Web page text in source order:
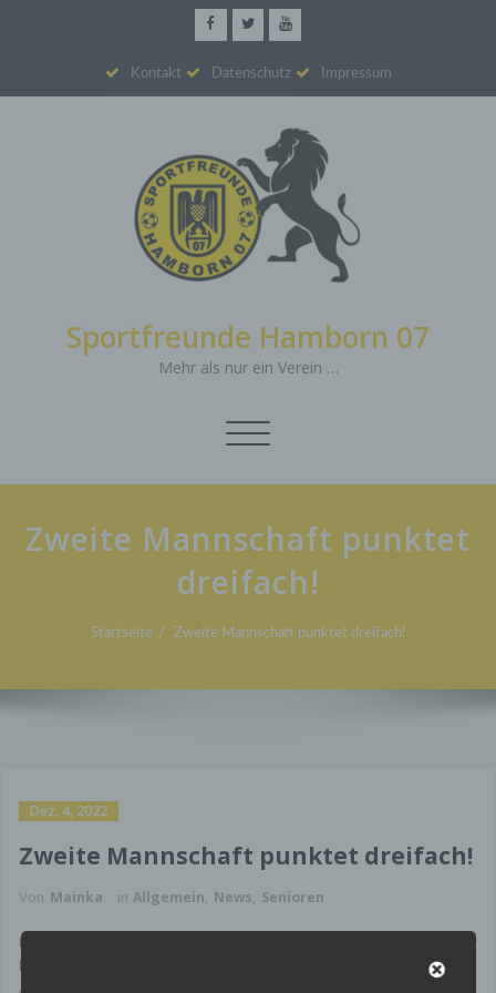
Kontakt Datenschutz Impressum
Sportfreunde Hamborn 07
Mehr als nur ein Verein …
Schalte
Zweite Mannschaft punktet
dreifach!
Startseite Zweite Mannschaft punktet dreifach!
Dez. 4, 2022
Zweite Mannschaft punktet dreifach!
Von Mainka in Allgemein, News, Senioren
Nachdem unsere zweite Mannschaft den gesamten November über
kein Pflichtspiel absolvierte, durften die Männer von Marcel
Antonica heute endlich wieder in der Ligabetrieb eingreifen.